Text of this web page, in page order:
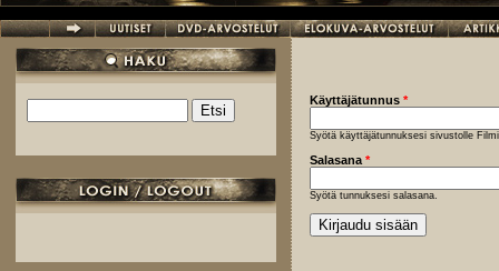
Hakulomake
Käyttäjätunnus *
Syötä käyttäjätunnuksesi sivustolle
Salasana *
Syötä tunnuksesi salasana.